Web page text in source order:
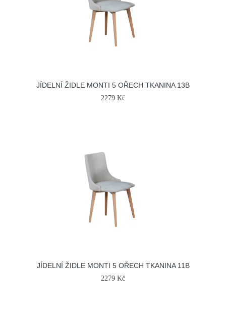
JÍDELNÍ ŽIDLE MONTI 5 OŘECH TKANINA 13B
2279 Kč
JÍDELNÍ ŽIDLE MONTI 5 OŘECH TKANINA 11B
2279 Kč